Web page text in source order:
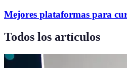
Mejores plataformas para
Todos los artículos